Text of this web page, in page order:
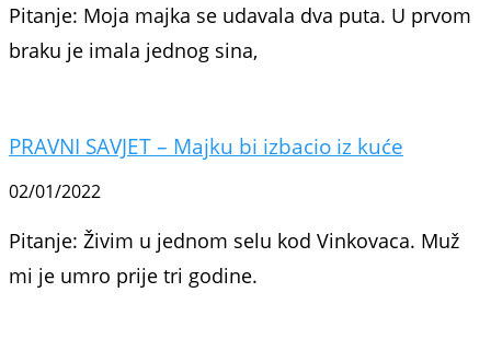
Pitanje: Moja majka se udavala dva puta. U prvom
braku je imala jednog sina,
PRAVNI SAVJET – Majku bi izbacio iz kuće
02/01/2022
Pitanje: Živim u jednom selu kod Vinko­vaca. Muž
mi je umro prije tri godine.